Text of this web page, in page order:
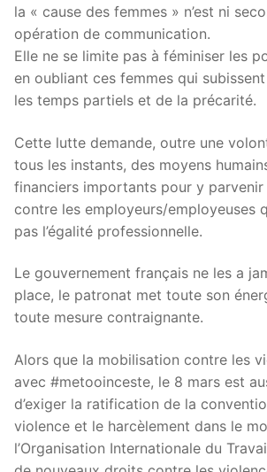
la « cause des femmes » n’est ni
opération de communication.
Elle ne se limite pas à féminiser les
en oubliant ces femmes qui
les temps partiels et de la précarité.
Cette lutte demande, outre une
tous les instants, des moyens
financiers importants pour y
contre les employeurs/employeuses
pas l’égalité professionnelle.
Le gouvernement français ne les a
place, le patronat met toute son
toute mesure contraignante.
Alors que la mobilisation contre les
avec #metooinceste, le 8 mars est
d’exiger la ratification de la
violence et le harcèlement dans le
l’Organisation Internationale du